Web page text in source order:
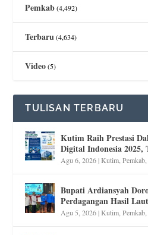
Pemkab(4,492)
Terbaru(4,634)
Video(5)
TULISAN TERBARU
Kutim Raih Prestasi
Digital Indonesia
Agu 6, 2026|Kutim ,Pemkab
Bupati Ardiansyah
Perdagangan Hasil Laut
Agu 5, 2026|Kutim ,Pemkab